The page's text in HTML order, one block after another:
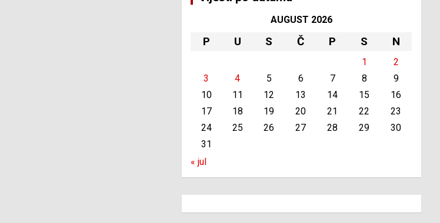
AUGUST 2026
P U S Č P S N
1
2
3
4 5 6 7 8
9
10
11 12 13 14 15
16
17
18 19 20 21 22
23
24
25 26 27 28 29
30
31
« jul